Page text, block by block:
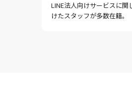
LINE法人向けサービスに関
けたスタッフが多数在籍。